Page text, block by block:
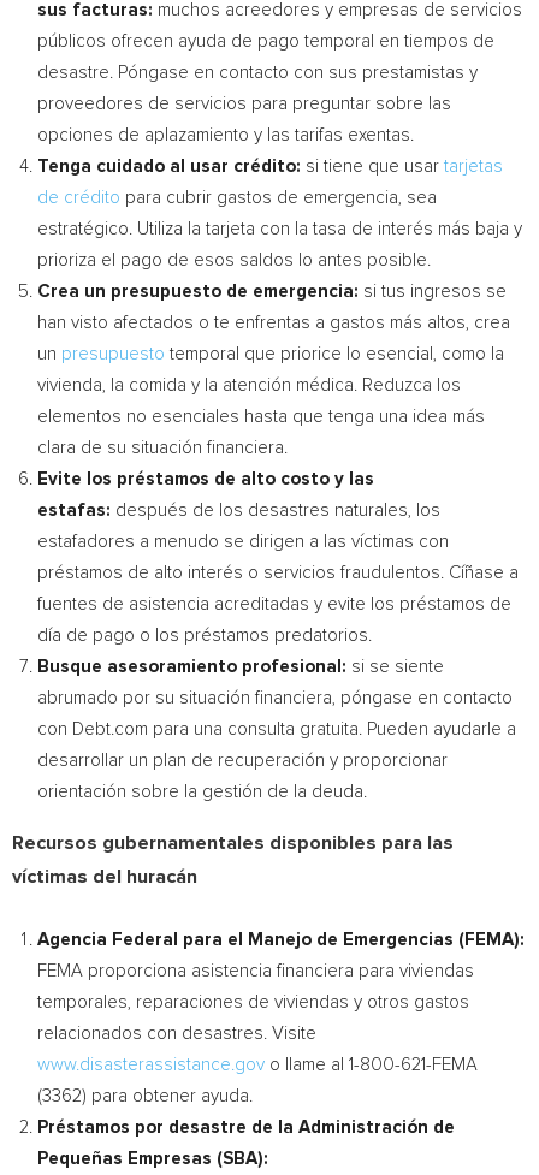
sus facturas: muchos acreedores y empresas de servicios
públicos ofrecen ayuda de pago temporal en tiempos de
desastre. Póngase en contacto con sus prestamistas y
proveedores de servicios para preguntar sobre las
opciones de aplazamiento y las tarifas exentas.
Tenga cuidado al usar crédito: si tiene que usar tarjetas
de crédito para cubrir gastos de emergencia, sea
estratégico. Utiliza la tarjeta con la tasa de interés más baja y
prioriza el pago de esos saldos lo antes posible.
Crea un presupuesto de emergencia: si tus ingresos se
han visto afectados o te enfrentas a gastos más altos, crea
un presupuesto temporal que priorice lo esencial, como la
vivienda, la comida y la atención médica. Reduzca los
elementos no esenciales hasta que tenga una idea más
clara de su situación financiera.
Evite los préstamos de alto costo y las
estafas: después de los desastres naturales, los
estafadores a menudo se dirigen a las víctimas con
préstamos de alto interés o servicios fraudulentos. Cíñase a
fuentes de asistencia acreditadas y evite los préstamos de
día de pago o los préstamos predatorios.
Busque asesoramiento profesional: si se siente
abrumado por su situación financiera, póngase en contacto
con Debt.com para una consulta gratuita. Pueden ayudarle a
desarrollar un plan de recuperación y proporcionar
orientación sobre la gestión de la deuda.
Recursos gubernamentales disponibles para las
víctimas del huracán
Agencia Federal para el Manejo de Emergencias (FEMA):
FEMA proporciona asistencia financiera para viviendas
temporales, reparaciones de viviendas y otros gastos
relacionados con desastres. Visite
www.disasterassistance.gov o llame al 1-800-621-FEMA
(3362) para obtener ayuda.
Préstamos por desastre de la Administración de
Pequeñas Empresas (SBA):